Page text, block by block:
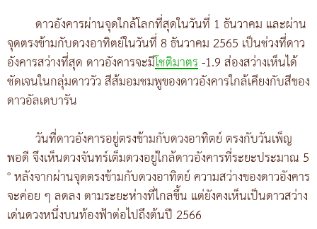
ดาวอังคารผ่านจุดใกล้โลกที่สุดในวันที่ 1 ธันวาคม และผ่าน
จุดตรงข้ามกับดวงอาทิตย์ในวันที่ 8 ธันวาคม 2565 เป็นช่วงที่ดาว
อังคารสว่างที่สุด ดาวอังคารจะมีโชติมาตร-1.9 ส่องสว่างเห็นได้
ชัดเจนในกลุ่มดาววัว สีส้มอมชมพูของดาวอังคารใกล้เคียงกับสีของ
ดาวอัลเดบารัน
วันที่ดาวอังคารอยู่ตรงข้ามกับดวงอาทิตย์ ตรงกับวันเพ็ญ
พอดี จึงเห็นดวงจันทร์เต็มดวงอยู่ใกล้ดาวอังคารที่ระยะประมาณ 5
° หลังจากผ่านจุดตรงข้ามกับดวงอาทิตย์ ความสว่างของดาวอังคาร
จะค่อย ๆ ลดลง ตามระยะห่างที่ไกลขึ้น แต่ยังคงเห็นเป็นดาวสว่าง
เด่นดวงหนึ่งบนท้องฟ้าต่อไปถึงต้นปี 2566